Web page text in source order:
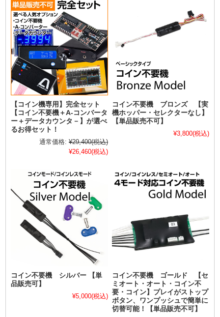
【コイン機専用】完全セット
【コイン不要機＋A-コンバータ
ー＋データカウンタ－】が選べ
るお得セット！
通常価格: ¥29,400(税込)
¥26,460(税込)
コイン不要機 ブロンズ 【実
機ホッパー・セレクターなし】
【単品販売不可】
¥3,800(税込)
コイン不要機 シルバー 【単
品販売可】
¥5,000(税込)
コイン不要機 ゴールド 【セ
ミオート・オート・コイン不
要・コイン】プレイがストップ
ボタン、ワンプッシュで簡単に
切替可能！【単品販売不可】